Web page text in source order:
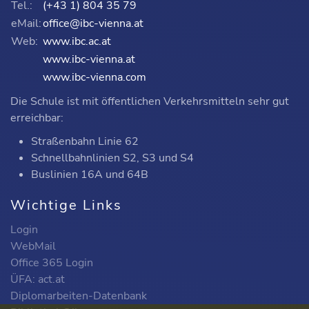
Tel.:
(+43 1) 804 35 79
eMail:office@ibc-vienna.at
Web: www.ibc.ac.at
www.ibc-vienna.at
www.ibc-vienna.com
Die Schule ist mit öffentlichen Verkehrsmitteln sehr gut
erreichbar:
Straßenbahn Linie 62
Schnellbahnlinien S2, S3 und S4
Buslinien 16A und 64B
Wichtige Links
Login
WebMail
Office 365 Login
ÜFA: act.at
Diplomarbeiten-Datenbank